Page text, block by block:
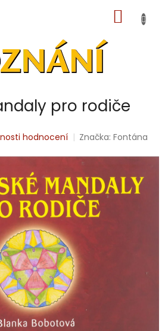
KOŠÍK
pro rodiče
hodnocení Značka:Fontána